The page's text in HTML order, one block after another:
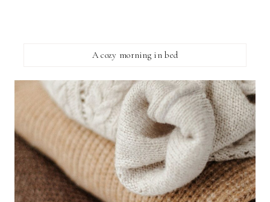
A cozy morning in bed